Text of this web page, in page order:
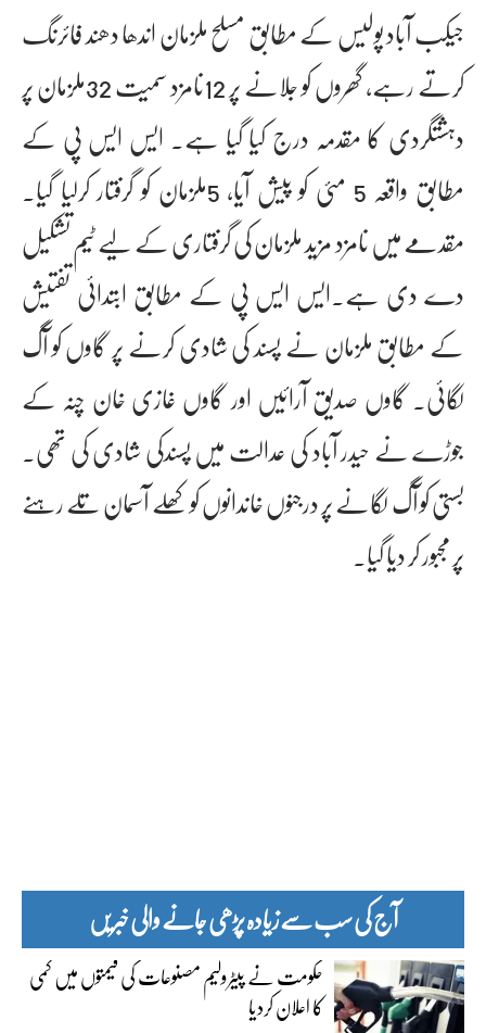
جیکب آباد پولیس کے مطابق مسلح ملزمان اندھا دھند فائرنگ
کرتے رہے، گھروں کو جلانے پر 12نامزد سمیت 32ملزمان پر
دہشتگردی کا مقدمہ درج کیا گیا ہے۔ ایس ایس پی کے
مطابق واقعہ 5 مئی کو پیش آیا، 5ملزمان کو گرفتار کرلیا گیا۔
مقدمے میں نامزد مزید ملزمان کی گرفتاری کے لیے ٹیم تشکیل
دے دی ہے۔ایس ایس پی کے مطابق ابتدائی تفتیش
کے مطابق ملزمان نے پسند کی شادی کرنے پر گاوں کو آگ
لگائی۔ گاوں صدیق آرائیں اور گاوں غازی خان چنہ کے
جوڑے نے حیدر آباد کی عدالت میں پسندکی شادی کی تھی۔
بستی کو آگ لگانے پر درجنوں خاندانوں کو کھلے آسمان تلے رہنے
پر مجبور کر دیا گیا۔
آج کی سب سے زیادہ پڑھی جانے والی خبریں
حکومت نے پیٹرولیم مصنوعات کی قیمتوں میں کمی
کا اعلان کردیا